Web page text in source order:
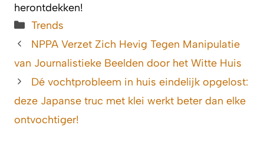
herontdekken!
Categorieën
Trends
NPPA Verzet Zich Hevig Tegen Manipulatie
van Journalistieke Beelden door het Witte Huis
Dé vochtprobleem in huis eindelijk opgelost:
deze Japanse truc met klei werkt beter dan elke
ontvochtiger!